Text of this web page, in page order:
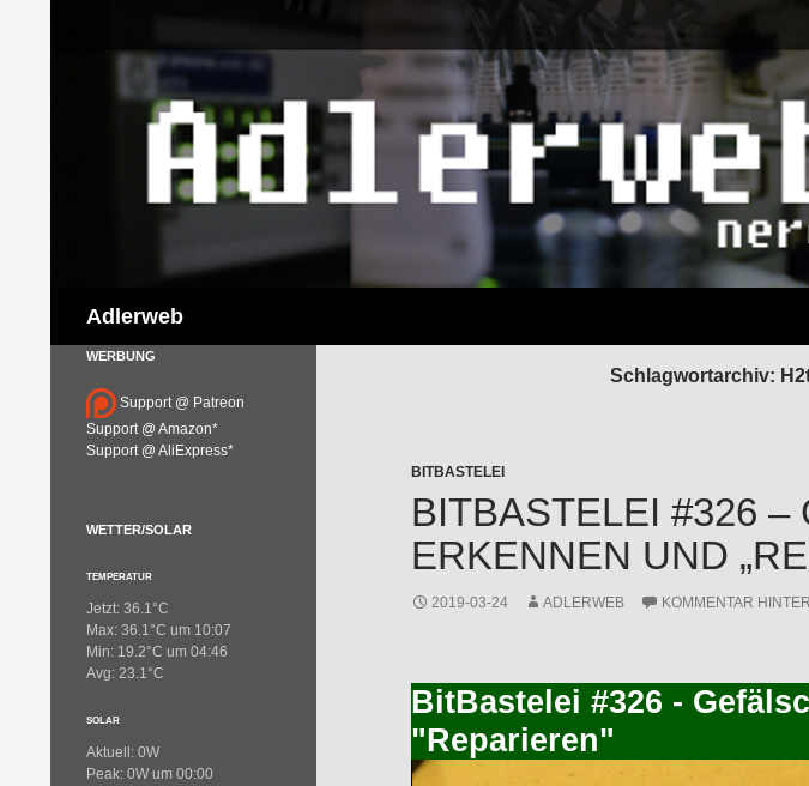
Adlerweb
Schlagwortarchiv:
BITBASTELEI
BITBASTELEI #326 –
ERKENNEN UND
2019-03-24 ADLERWEB KOMMENTAR
BitBastelei #326 -
"Reparieren"
WERBUNG
Support @ Patreon
Support @ Amazon*
Support @ AliExpress*
WETTER/SOLAR
TEMPERATUR
Jetzt: 36.1°C
Max: 36.1°C um 10:07
Min: 19.2°C um 04:46
Avg: 23.1°C
SOLAR
Aktuell: 0W
Peak: 0W um 00:00